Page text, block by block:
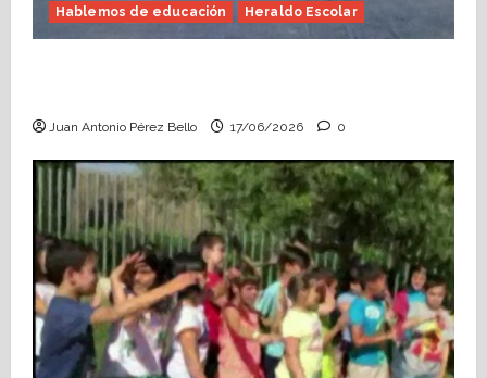
Hablemos de educación
Heraldo Escolar
Juan Antonio Pérez Bello 17/06/2026 0